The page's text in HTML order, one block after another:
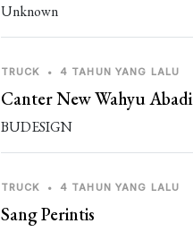
Unknown
TRUCK • 4 TAHUN YANG LALU
Canter New Wahyu Abadi
BUDESIGN
TRUCK • 4 TAHUN YANG LALU
Sang Perintis